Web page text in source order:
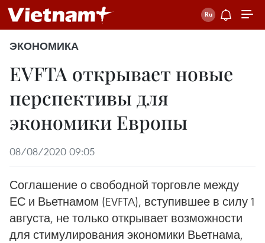
ЭКОНОМИКА
EVFTA открывает новые
перспективы для
экономики Европы
08/08/2020 09:05
Соглашение о свободной торговле между
ЕС и Вьетнамом (EVFTA), вступившее в силу 1
августа, не только открывает возможности
для стимулирования экономики Вьетнама,